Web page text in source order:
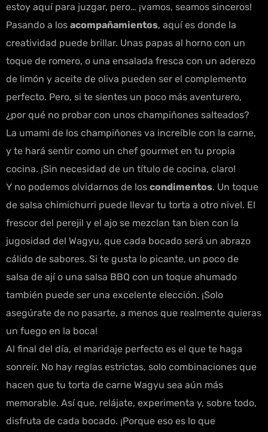
estoy aquí para juzgar, pero… ¡vamos, seamos sinceros!
Pasando a los acompañamientos, aquí es donde la
creatividad puede brillar. Unas papas al horno con un
toque de romero, o una ensalada fresca con un aderezo
de limón y aceite de oliva pueden ser el complemento
perfecto. Pero, si te sientes un poco más aventurero,
¿por qué no probar con unos champiñones salteados?
La umami de los champiñones va increíble con la carne,
y te hará sentir como un chef gourmet en tu propia
cocina. ¡Sin necesidad de un título de cocina, claro!
Y no podemos olvidarnos de los condimentos. Un toque
de salsa chimichurri puede llevar tu torta a otro nivel. El
frescor del perejil y el ajo se mezclan tan bien con la
jugosidad del Wagyu, que cada bocado será un abrazo
cálido de sabores. Si te gusta lo picante, un poco de
salsa de ají o una salsa BBQ con un toque ahumado
también puede ser una excelente elección. ¡Solo
asegúrate de no pasarte, a menos que realmente quieras
un fuego en la boca!
Al final del día, el maridaje perfecto es el que te haga
sonreír. No hay reglas estrictas, solo combinaciones que
hacen que tu torta de carne Wagyu sea aún más
memorable. Así que, relájate, experimenta y, sobre todo,
disfruta de cada bocado. ¡Porque eso es lo que